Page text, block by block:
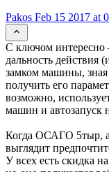
Pakos Feb 15 2017 at
С ключом интересно
дальность действия
замком машины,
получить его
возможно,
машин и автозапуск
Когда ОСАГО 5тыр,
выглядит
У всех есть